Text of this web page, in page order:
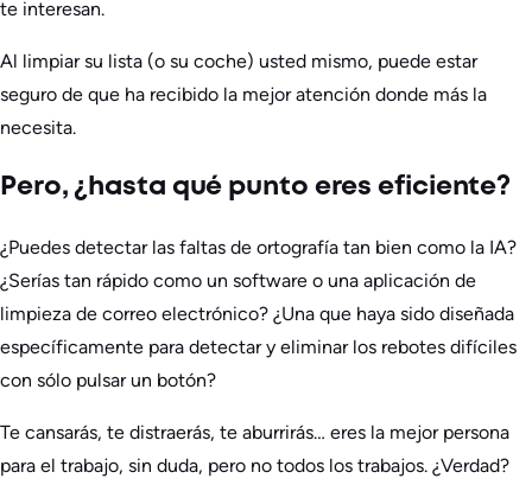
te interesan.
Al limpiar su lista (o su coche) usted mismo, puede estar
seguro de que ha recibido la mejor atención donde más la
necesita.
Pero, ¿hasta qué punto eres eficiente?
¿Puedes detectar las faltas de ortografía tan bien como la IA?
¿Serías tan rápido como un software o una aplicación de
limpieza de correo electrónico? ¿Una que haya sido diseñada
específicamente para detectar y eliminar los rebotes difíciles
con sólo pulsar un botón?
Te cansarás, te distraerás, te aburrirás… eres la mejor persona
para el trabajo, sin duda, pero no todos los trabajos. ¿Verdad?